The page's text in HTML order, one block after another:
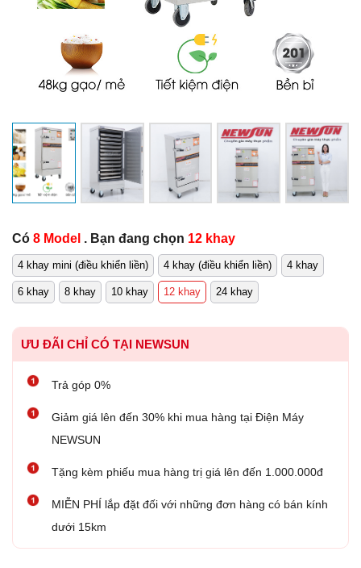
Có 8 Model . Bạn đang chọn 12 khay
4 khay mini (điều khiển liền) 4 khay (điều khiển liền) 4 khay
6 khay 8 khay 10 khay 12 khay 24 khay
ƯU ĐÃI CHỈ CÓ TẠI NEWSUN
Trả góp 0%
Giảm giá lên đến 30% khi mua hàng tại Điện Máy
NEWSUN
Tặng kèm phiếu mua hàng trị giá lên đến 1.000.000đ
MIỄN PHÍ lắp đặt đối với những đơn hàng có bán kính
dưới 15km